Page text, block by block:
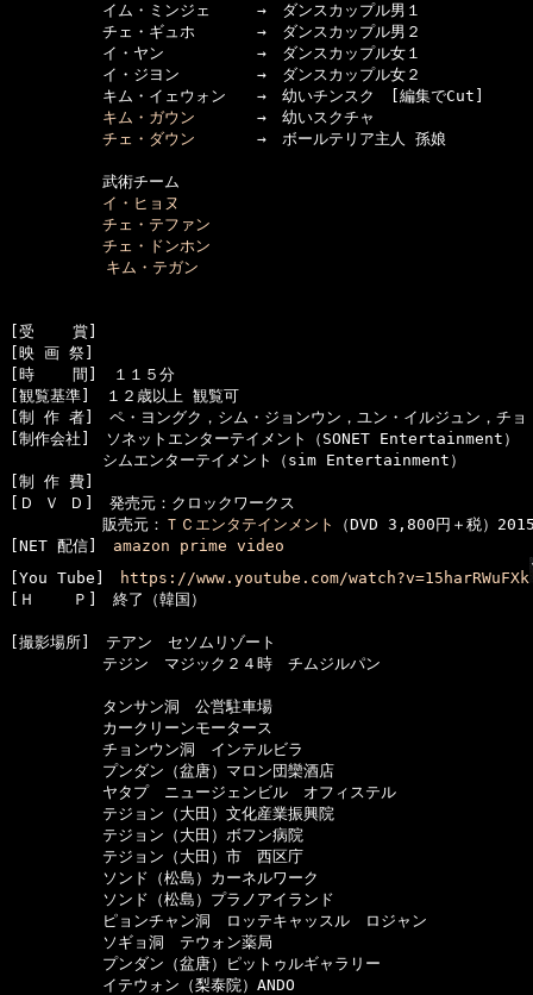
イム・ミンジェ　　　→　ダンスカップル男１
チェ・ギュホ　　　　→　ダンスカップル男２
イ・ヤン　　　　　　→　ダンスカップル女１
イ・ジヨン　　　　　→　ダンスカップル女２
キム・イェウォン　　→　幼いチンスク　[編集でCut]
キム・ガウン →　幼いスクチャ
チェ・ダウン →　ボールテリア主人 孫娘
武術チーム
イ・ヒョヌ
チェ・テファン
チェ・ドンホン
キム・テガン
[受    賞]
[映 画 祭]
[時    間]　１１５分
[観覧基準]　１２歳以上 観覧可
[制 作 者]　ペ・ヨングク，シム・ジョンウン，ユン・イルジュン，チョ
[制作会社]　ソネットエンターテイメント（SONET Entertainment）
シムエンターテイメント（sim Entertainment）
[制 作 費]
[Ｄ Ｖ Ｄ]　発売元：クロックワークス
販売元： ＴＣエンタテインメント
（DVD 3,800円＋税）
[NET 配信] amazon prime video
[You Tube]
https://www.youtube.com/watch?v=15harRWuFXk
[Ｈ    Ｐ]　終了（韓国）
[撮影場所]　テアン　セソムリゾート
テジン　マジック２４時　チムジルパン
タンサン洞　公営駐車場
カークリーンモータース
チョンウン洞　インテルビラ
プンダン（盆唐）マロン団欒酒店
ヤタプ　ニュージェンビル　オフィステル
テジョン（大田）文化産業振興院
テジョン（大田）ボフン病院
テジョン（大田）市　西区庁
ソンド（松島）カーネルワーク
ソンド（松島）プラノアイランド
ピョンチャン洞　ロッテキャッスル　ロジャン
ソギョ洞　テウォン薬局
プンダン（盆唐）ピットゥルギャラリー
イテウォン（梨泰院）ANDO